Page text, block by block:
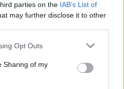
parties on the IAB’s List of
may further disclose it to other
Opt Outs
Sharing of my
λάβουν την έκτακτη
κάθε παιδί. Η καταβολή
μήνα, με απευθείας
λογαριασμό που έχουν